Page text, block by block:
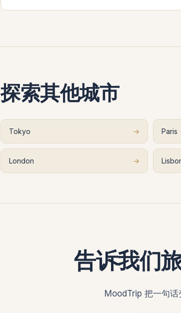
探索其他城市
Tokyo → Paris
London →
告诉我们
MoodTrip 把一句